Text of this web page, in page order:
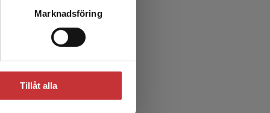
Marknadsföring
Tillåt alla